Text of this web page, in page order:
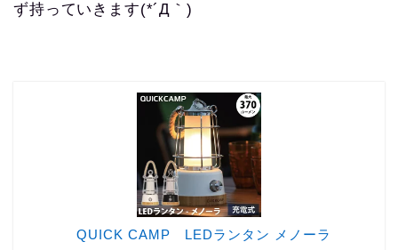
ず持っていきます(*´Д｀)
QUICK CAMP LEDランタン メノーラ